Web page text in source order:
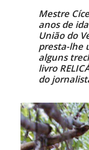
Mestre
anos de
União do
presta-lhe
alguns
livro
do